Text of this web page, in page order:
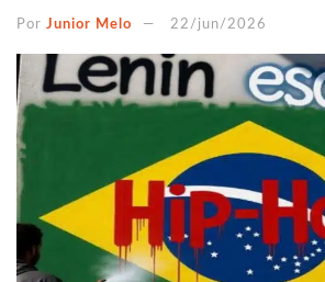
Por Junior Melo 22/jun/2026